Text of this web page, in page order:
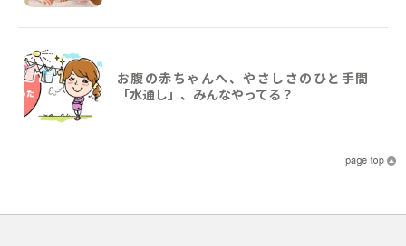
お腹の赤ちゃんへ、やさしさのひと手間
「水通し」、みんなやってる？